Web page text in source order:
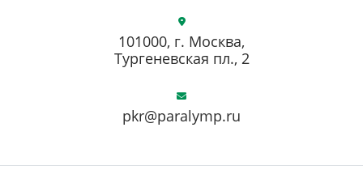
pkr@paralymp.ru
101000, г. Москва,
Тургеневская пл., 2